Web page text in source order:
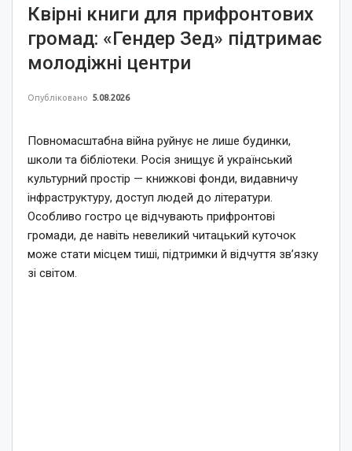
Квірні книги для прифронтових
громад: «Гендер Зед» підтримає
молодіжні центри
Опубліковано 5.08.2026
Повномасштабна війна руйнує не лише будинки,
школи та бібліотеки. Росія знищує й український
культурний простір — книжкові фонди, видавничу
інфраструктуру, доступ людей до літератури.
Особливо гостро це відчувають прифронтові
громади, де навіть невеликий читацький куточок
може стати місцем тиші, підтримки й відчуття зв’язку
зі світом.